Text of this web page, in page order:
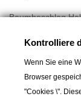
Baumbeschlag
Kontrolliere
Wenn Sie eine
Browser
"Cookies \".